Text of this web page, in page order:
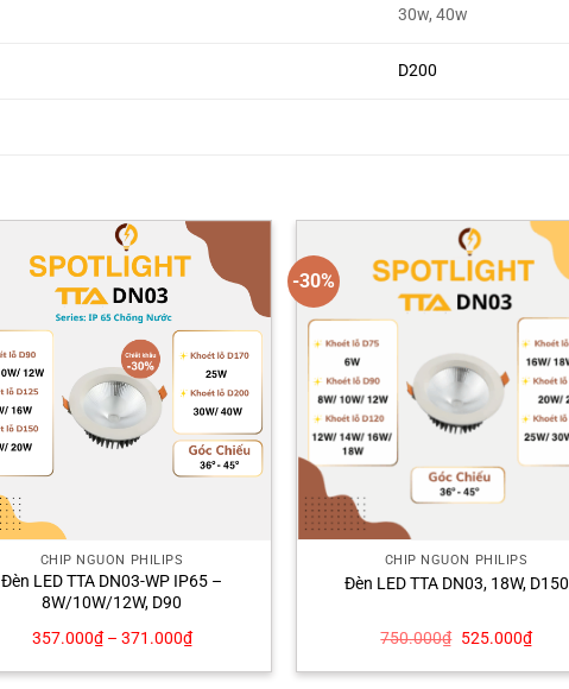
30w, 40w
D200
CHÍP NGUỒN PHILIPS
Đèn LED TTA DN03-WP IP65 –
8W/10W/12W, D90
357.000₫– 371.000₫
-30%
CHÍP NGUỒN PHILIPS
Đèn LED TTA DN03, 18W, D150
750.000₫ Giá
là:
525.000₫Giá
tại